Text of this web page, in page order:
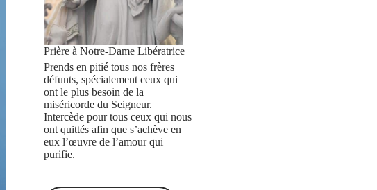
Prière à Notre-Dame Libératrice
Prends en pitié tous nos frères
défunts, spécialement ceux qui
ont le plus besoin de la
miséricorde du Seigneur.
Intercède pour tous ceux qui nous
ont quittés afin que s’achève en
eux l’œuvre de l’amour qui
purifie.